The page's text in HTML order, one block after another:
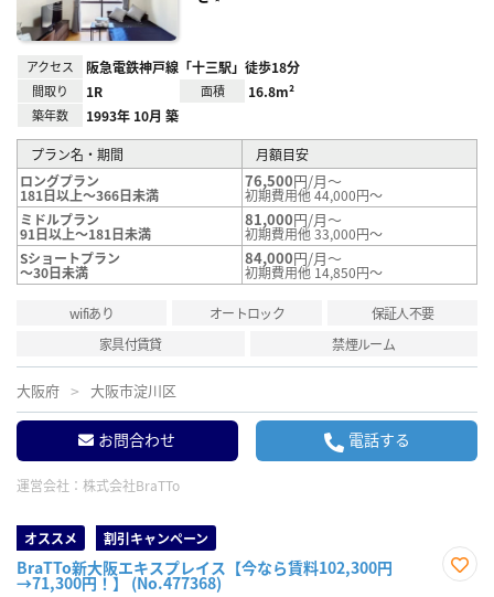
アクセス 阪急電鉄神戸線「十三駅」徒歩18分
間取り 1R 面積 16.8m²
築年数 1993年 10月 築
プラン名・期間
月額目安
ロングプラン
181日以上～366日未満
76,500円/月～
初期費用他 44,000円～
ミドルプラン
91日以上～181日未満
81,000円/月～
初期費用他 33,000円～
Sショートプラン
～30日未満
84,000円/月～
初期費用他 14,850円～
wifiあり オートロック
保証人不要
家具付賃貸
禁煙ルーム
大阪府 大阪市淀川区
お問合わせ 電話する
運営会社： 株式会社BraTTo
オススメ 割引キャンペーン
BraTTo新大阪エキスプレイス【今なら賃料102,300円
→71,300円！】 (No.477368)